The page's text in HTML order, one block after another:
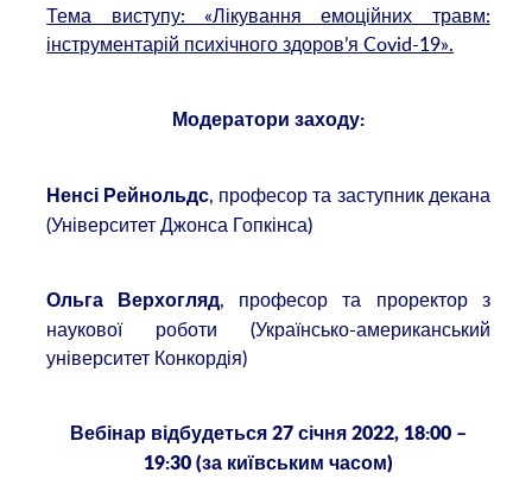
Тема виступу: «Лікування емоційних травм:
інструментарій психічного здоров’я Covid-19».
Модератори заходу:
Ненсі Рейнольдс, професор та заступник декана
(Університет Джонса Гопкінса)
Ольга Верхогляд, професор та проректор з
наукової роботи (Українсько-американський
університет Конкордія)
Вебінар відбудеться 27 січня 2022, 18:00 –
19:30 (за київським часом)